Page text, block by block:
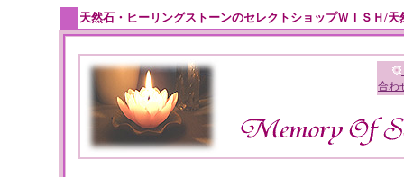
天然石・ヒーリングストーンのセレクトショップＷＩＳＨ/
合わ